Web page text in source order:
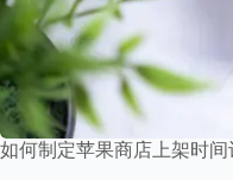
如何制定苹果商店上架时间